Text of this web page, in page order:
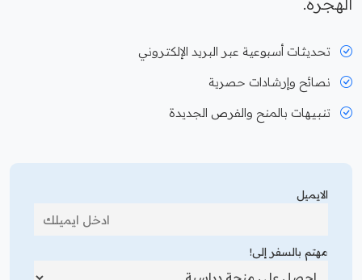
تحديثات أسبوعية عبر البريد الإلكتروني
نصائح وإرشادات حصرية
تنبيهات بالمنح والفرص الجديدة
الايميل
مهتم بالسفر إلى!